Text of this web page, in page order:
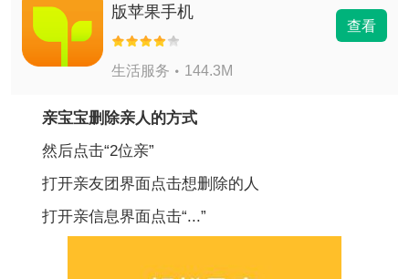
版苹果手机
生活服务 144.3M
查看
亲宝宝删除亲人的方式
然后点击“2位亲”
打开亲友团界面点击想删除的人
打开亲信息界面点击“...”